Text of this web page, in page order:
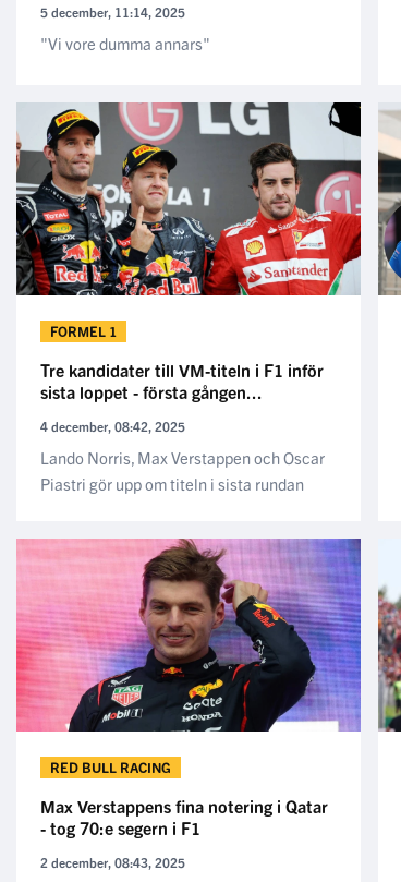
5 december, 11:14, 2025
"Vi vore dumma annars"
FORMEL 1
Tre kandidater till VM-titeln i F1 inför
sista loppet - första gången...
4 december, 08:42, 2025
Lando Norris, Max Verstappen och Oscar
Piastri gör upp om titeln i sista rundan
RED BULL RACING
Max Verstappens fina notering i Qatar
- tog 70:e segern i F1
2 december, 08:43, 2025